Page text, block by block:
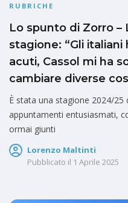
RUBRICHE
Lo spunto di Zorro –
stagione: “Gli
acuti, Cassol mi ha
cambiare diverse
È stata una stagione 2024/25
appuntamenti entusiasmati,
ormai giunti
Lorenzo Maltinti
Pubblicato il 1 Aprile 2025